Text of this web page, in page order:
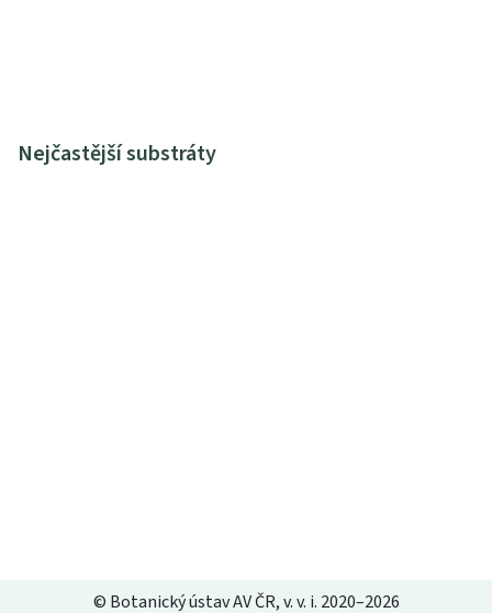
Nejčastější substráty
© Botanický ústav AV ČR, v. v. i. 2020–2026